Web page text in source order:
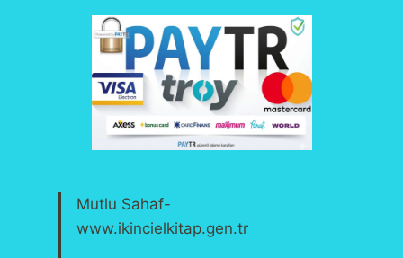
Mutlu Sahaf-
www.ikincielkitap.gen.tr